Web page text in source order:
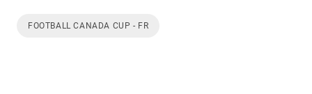
FOOTBALL CANADA CUP - FR